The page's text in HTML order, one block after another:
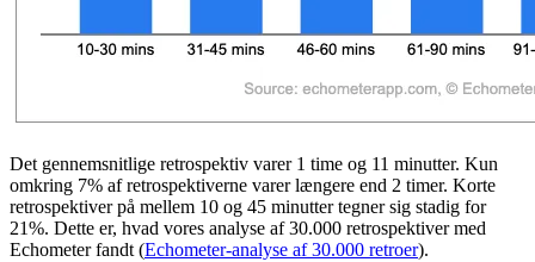
Det gennemsnitlige retrospektiv varer 1 time og 11 minutter. Kun
omkring 7% af retrospektiverne varer længere end 2 timer. Korte
retrospektiver på mellem 10 og 45 minutter tegner sig stadig for
21%. Dette er, hvad vores analyse af 30.000 retrospektiver med
Echometer fandt (Echometer-analyse af 30.000 retroer).